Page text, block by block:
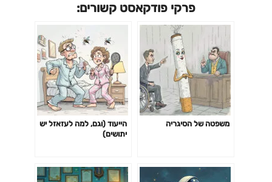
פרקי פודקאסט קשורים:
משפטה של הסיגריה
הייעוד (וגם, למה לעזאזל יש
יתושים)